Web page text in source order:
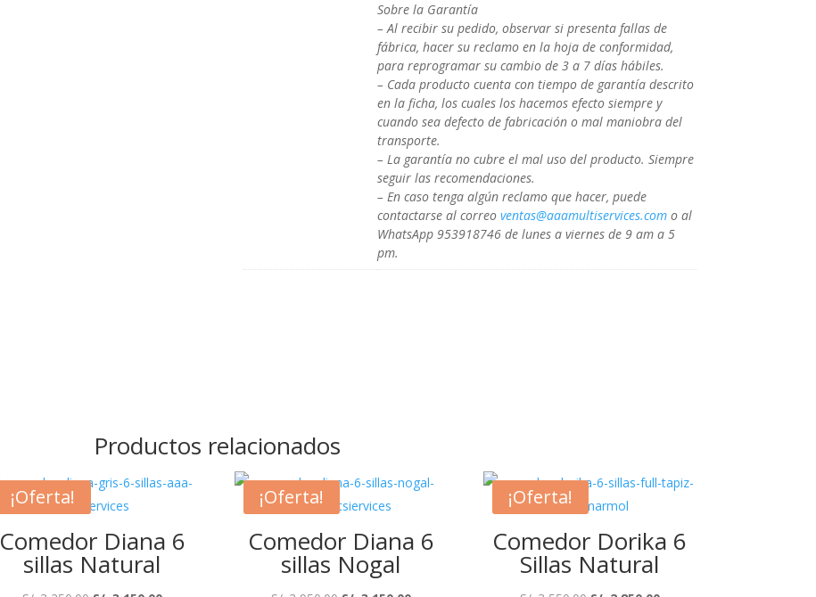
Sobre la Garantía
– Al recibir su pedido, observar si presenta fallas de
fábrica, hacer su reclamo en la hoja de conformidad,
para reprogramar su cambio de 3 a 7 días hábiles.
– Cada producto cuenta con tiempo de garantía descrito
en la ficha, los cuales los hacemos efecto siempre y
cuando sea defecto de fabricación o mal maniobra del
transporte.
– La garantía no cubre el mal uso del producto. Siempre
seguir las recomendaciones.
– En caso tenga algún reclamo que hacer, puede
contactarse al correo ventas@aaamultiservices.como al
WhatsApp 953918746 de lunes a viernes de 9 am a 5
pm.
Productos relacionados
¡Oferta!
Comedor Diana 6
sillas Natural
¡Oferta!
Comedor Diana 6
sillas Nogal
¡Oferta!
Comedor Dorika 6
Sillas Natural